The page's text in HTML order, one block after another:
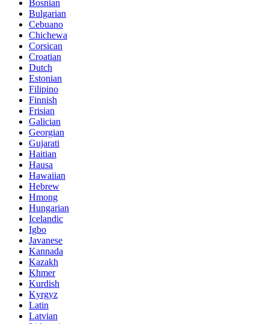
Bosnian
Bulgarian
Cebuano
Chichewa
Corsican
Croatian
Dutch
Estonian
Filipino
Finnish
Frisian
Galician
Georgian
Gujarati
Haitian
Hausa
Hawaiian
Hebrew
Hmong
Hungarian
Icelandic
Igbo
Javanese
Kannada
Kazakh
Khmer
Kurdish
Kyrgyz
Latin
Latvian